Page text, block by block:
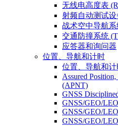
无线电高度表
射频自动测试设
战术空中导航
交通防撞系统
应答器和询问器
位置、导航和计时
位置、导航和计
Assured
(APNT)
GNSS
GNSS/GEO/
GNSS/GEO/
GNSS/GEO/